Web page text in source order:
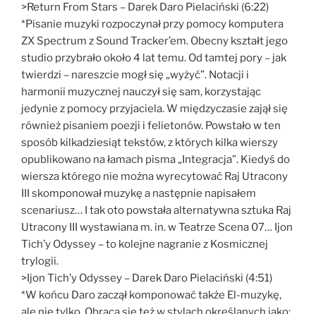
>Return From Stars – Darek Daro Pielaciński (6:22)
*Pisanie muzyki rozpoczynał przy pomocy komputera
ZX Spectrum z Sound Tracker’em. Obecny kształt jego
studio przybrało około 4 lat temu. Od tamtej pory – jak
twierdzi – nareszcie mogł się „wyżyć”. Notacji i
harmonii muzycznej nauczył się sam, korzystając
jedynie z pomocy przyjaciela. W międzyczasie zajął się
również pisaniem poezji i felietonów. Powstało w ten
sposób kilkadziesiąt tekstów, z których kilka wierszy
opublikowano na łamach pisma „Integracja”. Kiedyś do
wiersza którego nie można wyrecytować Raj Utracony
III skomponował muzykę a następnie napisałem
scenariusz… I tak oto powstała alternatywna sztuka Raj
Utracony III wystawiana m. in. w Teatrze Scena 07… Ijon
Tich’y Odyssey – to kolejne nagranie z Kosmicznej
trylogii.
>Ijon Tich’y Odyssey – Darek Daro Pielaciński (4:51)
*W końcu Daro zaczął komponować także El-muzykę,